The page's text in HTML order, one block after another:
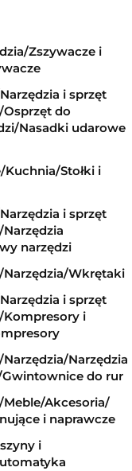
Zszywacze i
i sprzęt
do
Nasadki udarowe
Stołki i
i sprzęt
narzędzi
Wkrętaki
i sprzęt
i
Narzędzia
do rur
Akcesoria/
i naprawcze
i